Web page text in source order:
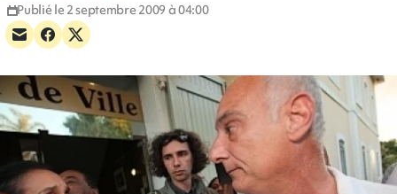
Publié le 2 septembre 2009 à 04:00